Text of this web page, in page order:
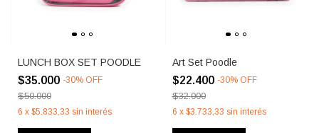
LUNCH BOX SET POODLE
$35.000 -30% OFF
$50.000
6 x $5.833,33 sin interés
Art Set Poodle
$22.400 -30% OFF
$32.000
6 x $3.733,33 sin interés